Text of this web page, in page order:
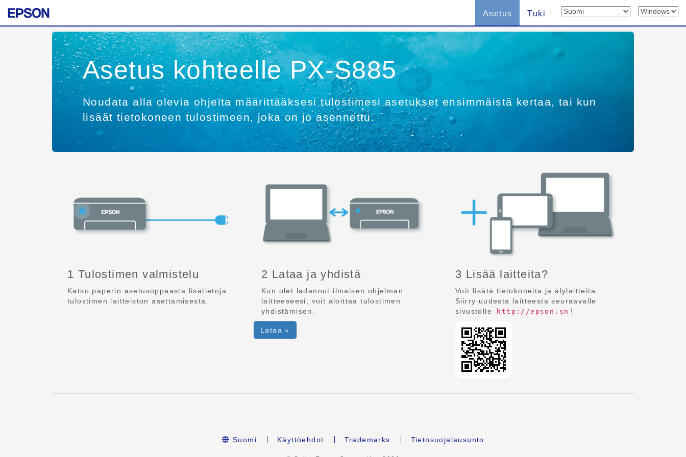
Asetus Tuki
Asetus kohteelle PX-S885
Noudata alla olevia ohjeita määrittääksesi tulostimesi asetukset ensimmäistä kertaa, tai kun
lisäät tietokoneen tulostimeen, joka on jo asennettu.
1 Tulostimen valmistelu
Katso paperin asetusoppaasta lisätietoja
tulostimen laitteiston asettamisesta.
2 Lataa ja yhdistä
Kun olet ladannut ilmaisen ohjelman
laitteeseesi, voit aloittaa tulostimen
yhdistämisen.
Lataa »
3 Lisää laitteita?
Voit lisätä tietokoneita ja älylaitteita.
Siirry uudesta laitteesta seuraavalle
sivustolle
http://epson.sn !
Suomi Käyttöehdot Trademarks Tietosuojalausunto